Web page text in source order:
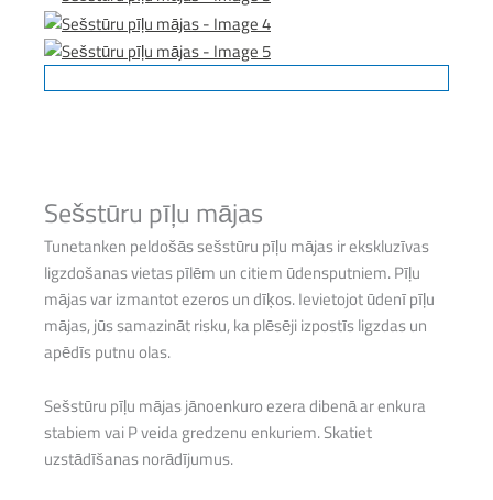
Sešstūru pīļu mājas
Tunetanken peldošās sešstūru pīļu mājas ir ekskluzīvas
ligzdošanas vietas pīlēm un citiem ūdensputniem. Pīļu
mājas var izmantot ezeros un dīķos. Ievietojot ūdenī pīļu
mājas, jūs samazināt risku, ka plēsēji izpostīs ligzdas un
apēdīs putnu olas.
Sešstūru pīļu mājas jānoenkuro ezera dibenā ar enkura
stabiem vai P veida gredzenu enkuriem. Skatiet
uzstādīšanas norādījumus.